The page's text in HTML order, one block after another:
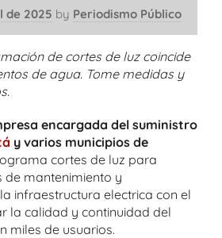
de 2025 by Periodismo Público
de cortes de luz coincide
de agua. Tome medidas y
encargada del suministro
y varios municipios de
cortes de luz para
mantenimiento y
infraestructura electrica con el
la calidad y continuidad del
miles de usuarios.